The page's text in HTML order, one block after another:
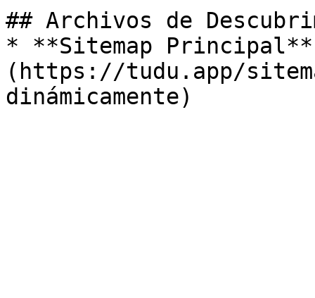
## Archivos de
* **Sitemap
(https://tudu.app/